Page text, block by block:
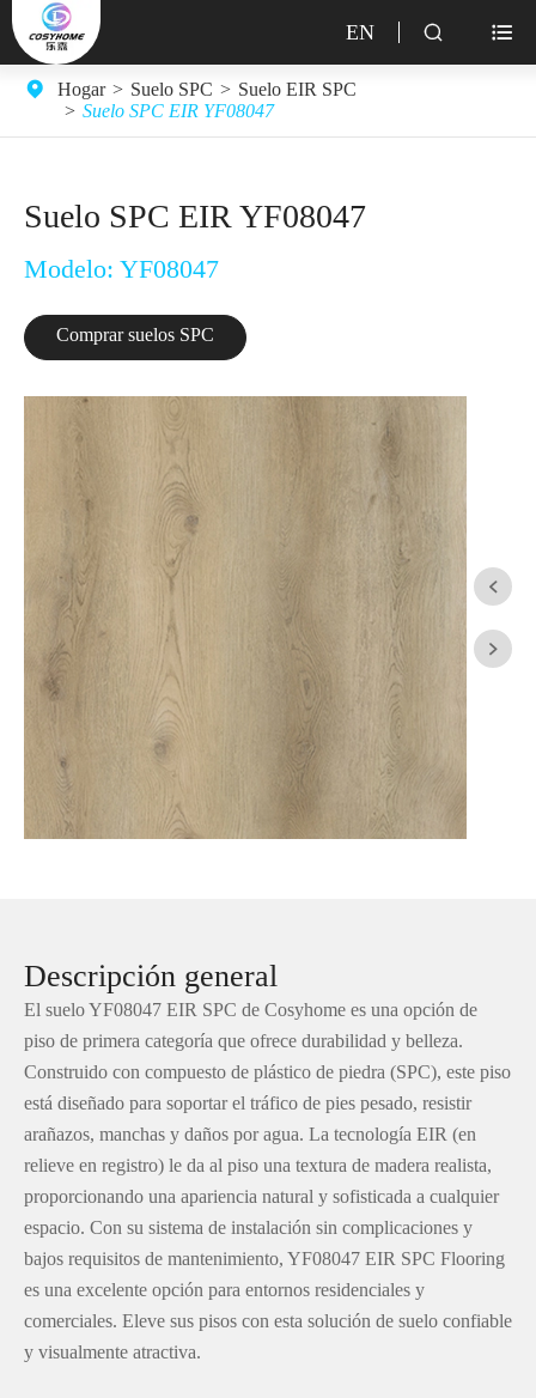
EN  
Hogar Suelo SPC
Suelo EIR SPC
Suelo SPC EIR YF08047
Suelo SPC EIR YF08047
Modelo: YF08047
Comprar suelos SPC


Descripción general
El suelo YF08047 EIR SPC de Cosyhome es una opción de
piso de primera categoría que ofrece durabilidad y belleza.
Construido con compuesto de plástico de piedra (SPC), este piso
está diseñado para soportar el tráfico de pies pesado, resistir
arañazos, manchas y daños por agua. La tecnología EIR (en
relieve en registro) le da al piso una textura de madera realista,
proporcionando una apariencia natural y sofisticada a cualquier
espacio. Con su sistema de instalación sin complicaciones y
bajos requisitos de mantenimiento, YF08047 EIR SPC Flooring
es una excelente opción para entornos residenciales y
comerciales. Eleve sus pisos con esta solución de suelo confiable
y visualmente atractiva.